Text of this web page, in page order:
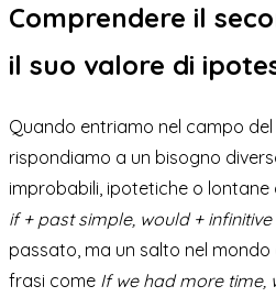
Comprendere il
il suo valore di
Quando entriamo nel campo del
rispondiamo a un bisogno
improbabili, ipotetiche o
if + past simple, would + infinitive
passato, ma un salto nel mondo
frasi come If we had more time,